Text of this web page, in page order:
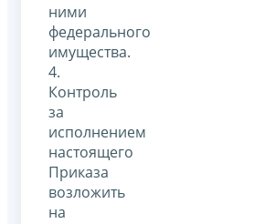
ними
федерального
имущества.
4.
Контроль
за
исполнением
настоящего
Приказа
возложить
на